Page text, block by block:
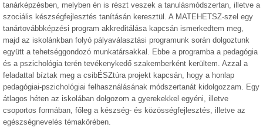
tanárképzésben, melyben én is részt veszek a tanulásmódszertan, illetve a
szociális készségfejlesztés tanításán keresztül. A MATEHETSZ-szel egy
tanártovábbképzési program akkreditálása kapcsán ismerkedtem meg,
majd az iskolánkban folyó pályaválasztási programunk során dolgoztunk
együtt a tehetséggondozó munkatársakkal. Ebbe a programba a pedagógia
és a pszichológia terén tevékenykedő szakemberként kerültem. Azzal a
feladattal bíztak meg a csibÉSZtúra projekt kapcsán, hogy a honlap
pedagógiai-pszichológiai felhasználásának módszertanát kidolgozzam. Egy
átlagos héten az iskolában dolgozom a gyerekekkel egyéni, illetve
csoportos formában, főleg a készség- és közösségfejlesztés, illetve az
egészségnevelés témakörében.